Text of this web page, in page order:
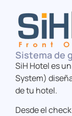
Sistema de
SiH Hotel es
System)
de tu hotel.
Desde el